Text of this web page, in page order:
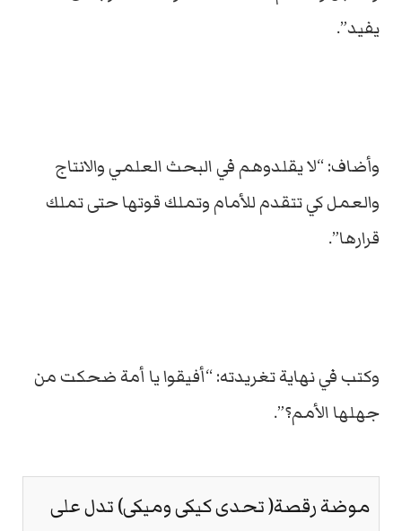
يفيد”.
وأضاف: “لا يقلدوهم في البحث العلمي والانتاج
والعمل كي تتقدم للأمام وتملك قوتها حتى تملك
قرارها”.
وكتب في نهاية تغريدته: “أفيقوا يا أمة ضحكت من
جهلها الأمم؟”.
موضة رقصة( تحدى كيكى وميكى) تدل على